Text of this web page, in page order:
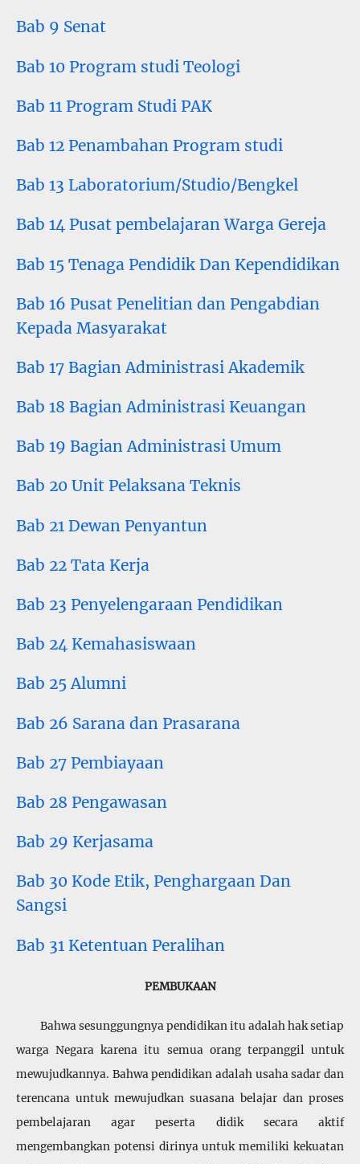
Bab 9 Senat
Bab 10 Program studi Teologi
Bab 11 Program Studi PAK
Bab 12 Penambahan Program studi
Bab 13 Laboratorium/Studio/Bengkel
Bab 14 Pusat pembelajaran Warga Gereja
Bab 15 Tenaga Pendidik Dan Kependidikan
Bab 16 Pusat Penelitian dan Pengabdian
Kepada Masyarakat
Bab 17 Bagian Administrasi Akademik
Bab 18 Bagian Administrasi Keuangan
Bab 19 Bagian Administrasi Umum
Bab 20 Unit Pelaksana Teknis
Bab 21 Dewan Penyantun
Bab 22 Tata Kerja
Bab 23 Penyelengaraan Pendidikan
Bab 24 Kemahasiswaan
Bab 25 Alumni
Bab 26 Sarana dan Prasarana
Bab 27 Pembiayaan
Bab 28 Pengawasan
Bab 29 Kerjasama
Bab 30 Kode Etik, Penghargaan Dan
Sangsi
Bab 31 Ketentuan Peralihan
PEMBUKAAN
Bahwa sesunggungnya pendidikan itu adalah hak setiap
warga Negara karena itu semua orang terpanggil untuk
mewujudkannya. Bahwa pendidikan adalah usaha sadar dan
terencana untuk mewujudkan suasana belajar dan proses
pembelajaran agar peserta didik secara aktif
mengembangkan potensi dirinya untuk memiliki kekuatan